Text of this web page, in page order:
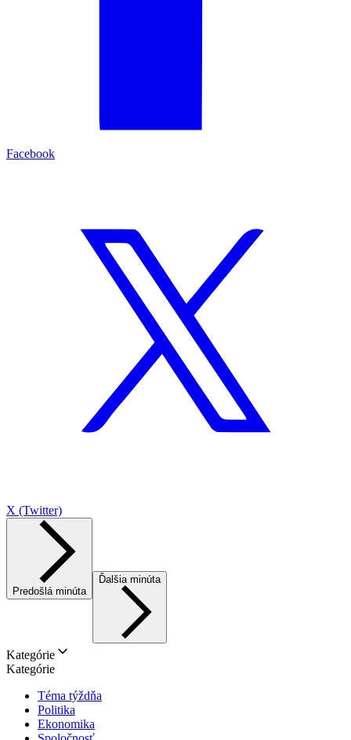
Facebook
X (Twitter)
Predošlá minúta
Ďalšia minúta
Kategórie
Kategórie
Téma týždňa
Politika
Ekonomika